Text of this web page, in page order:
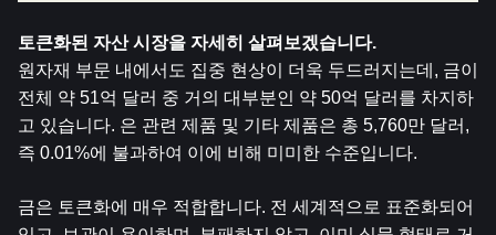
토큰화된 자산 시장을 자세히 살펴보겠습니다.
원자재 부문 내에서도 집중 현상이 더욱 두드러지는데, 금이
전체 약 51억 달러 중 거의 대부분인 약 50억 달러를 차지하
고 있습니다. 은 관련 제품 및 기타 제품은 총 5,760만 달러,
즉 0.01%에 불과하여 이에 비해 미미한 수준입니다.
금은 토큰화에 매우 적합합니다. 전 세계적으로 표준화되어